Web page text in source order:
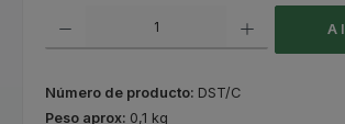
A
Número de producto: DST/C
Peso aprox: 0,1 kg